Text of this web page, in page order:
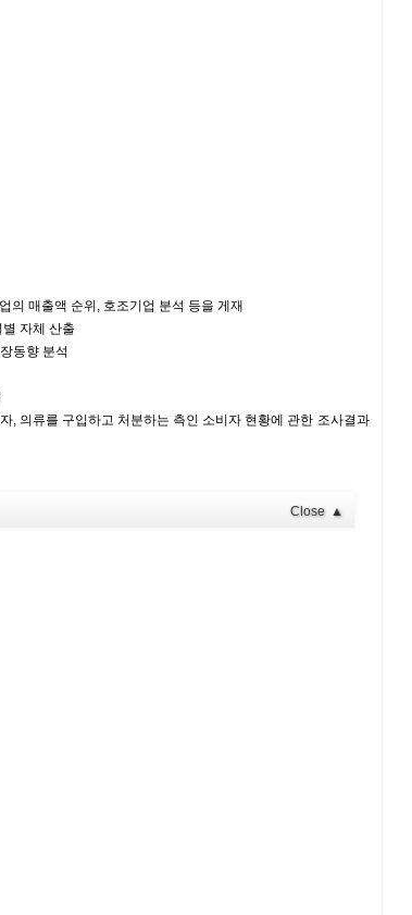
의 매출액 순위, 호조기업 분석 등을 게재
자체 산출
동향 분석
, 의류를 구입하고 처분하는 측인 소비자 현황에 관한 조사결과
Close ▲